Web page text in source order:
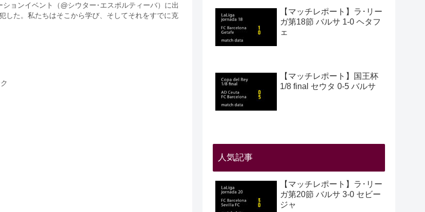
ョンイベント（@シウター･エスポルティーバ）に出
した。私たちはそこから学び、そしてそれをすでに克
【マッチレポート】ラ･リー
ガ第18節 バルサ 1-0 ヘタフ
ェ
【マッチレポート】国王杯
1/8 final セウタ 0-5 バルサ
人気記事
【マッチレポート】ラ･リー
ガ第20節 バルサ 3-0 セビー
ジャ